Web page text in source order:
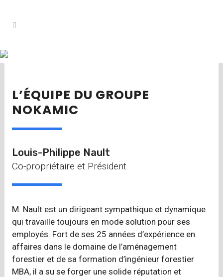
L’ÉQUIPE DU GROUPE
NOKAMIC
Louis-Philippe Nault
Co-propriétaire et Président
M. Nault est un dirigeant sympathique et dynamique
qui travaille toujours en mode solution pour ses
employés. Fort de ses 25 années d’expérience en
affaires dans le domaine de l’aménagement
forestier et de sa formation d’ingénieur forestier
MBA, il a su se forger une solide réputation et